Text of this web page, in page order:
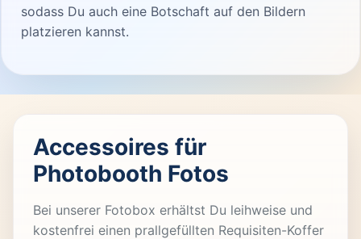
sodass Du auch eine Botschaft auf den Bildern
platzieren kannst.
Accessoires für
Photobooth Fotos
Bei unserer Fotobox erhältst Du leihweise und
kostenfrei einen prallgefüllten Requisiten-Koffer